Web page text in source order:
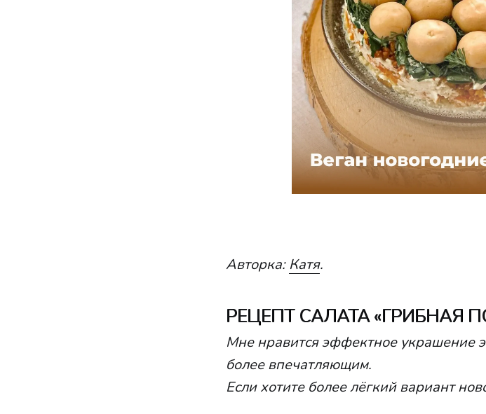
Авторка: Катя.
РЕЦЕПТ САЛАТА «ГРИБНАЯ
Мне нравится эффектное украшение
более впечатляющим.
Если хотите более лёгкий вариант